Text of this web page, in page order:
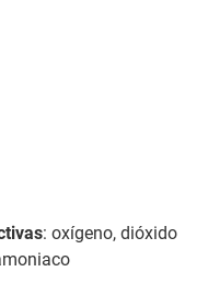
: oxígeno, dióxido